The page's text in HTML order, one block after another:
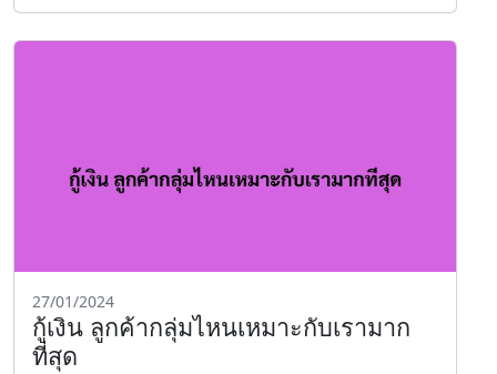
27/01/2024
กู้เงิน ลูกค้ากลุ่มไหนเหมาะกับเรามาก
ที่สุด